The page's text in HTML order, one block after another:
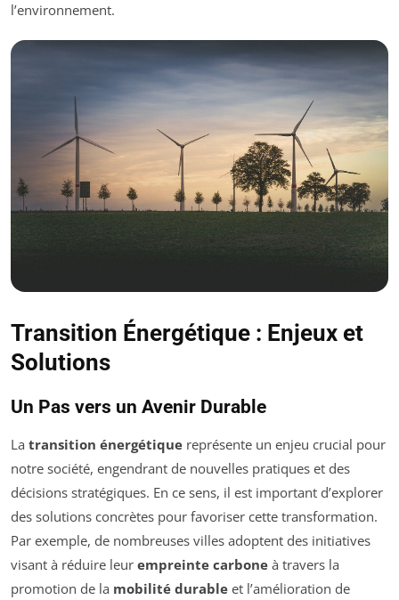
l’environnement.
Transition Énergétique : Enjeux et
Solutions
Un Pas vers un Avenir Durable
La transition énergétique représente un enjeu crucial pour
notre société, engendrant de nouvelles pratiques et des
décisions stratégiques. En ce sens, il est important d’explorer
des solutions concrètes pour favoriser cette transformation.
Par exemple, de nombreuses villes adoptent des initiatives
visant à réduire leur empreinte carbone à travers la
promotion de la mobilité durable et l’amélioration de